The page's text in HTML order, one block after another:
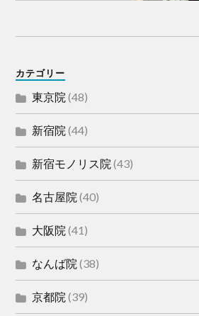
カテゴリー
東京院 (48)
新宿院 (44)
新宿モノリス院 (43)
名古屋院 (40)
大阪院 (41)
なんば院 (38)
京都院 (39)